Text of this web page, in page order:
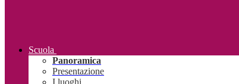
Scuola
Panoramica
Presentazione